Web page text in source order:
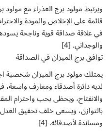
ويرتبط مولود برج العذراء مع
قائمة على الإخلاص والمودة
في علاقة صداقة قوية وناجحة
والوجداني. [4]
توافق برج الميزان في الصداقة
يمتلك مولود برج الميزان شخصية
لديه دائرة أصدقاء ومعارف واسعة،
والانفتاح، ويحظى بحب واحترام
بالتوازن، ويسعى خلف تحقيق
ومساندة لأصدقائه. [4]